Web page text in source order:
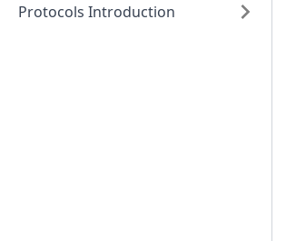
Protocols Introduction